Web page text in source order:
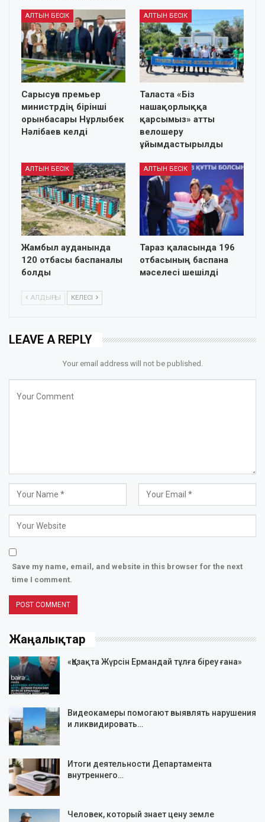
АЛТЫН БЕСІК
Сарысуға премьер
министрдің бірінші
орынбасары Нұрлыбек
Нәлібаев келді
АЛТЫН БЕСІК
Таласта «Біз
нашақорлыққа
қарсымыз» атты
велошеру
ұйымдастырылды
АЛТЫН БЕСІК
Жамбыл ауданында
120 отбасы баспаналы
болды
АЛТЫН БЕСІК
Тараз қаласында 196
отбасының баспана
мәселесі шешілді
АЛДЫҢҒЫ КЕЛЕСІ
LEAVE A REPLY
Your email address will not be published.
Save my name, email, and website in this browser for the next
time I comment.
Жаңалықтар
«Қазақта Жүрсін Ермандай тұлға біреу ғана»
Видеокамеры помогают выявлять нарушения
и ликвидировать…
Итоги деятельности Департамента
внутреннего…
Человек, который знает цену земле